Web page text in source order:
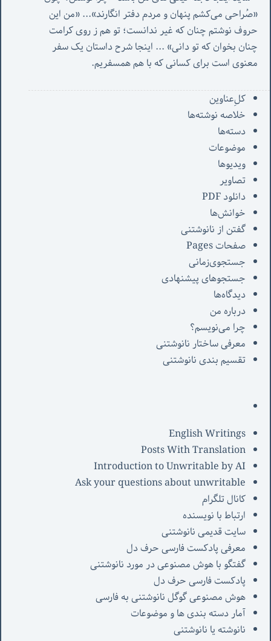
«صُراحی می‌کشم پنهان‌ و مردم‌ دفتر انگارند»... «
چنان بخوان که تو دانی» ...
معنوی است برای کسانی که با هم همسفریم.
کل‌ِعناوین
خلاصه نوشته‌ها
دسته‌ها
موضوعات
ویدیوها
تصاویر
دانلود PDF
خوانش‌ها
گفتن از نانوشتنی
صفحات Pages
جستجوی‌زمانی
جستجوهای پیشنهادی
دیدگاه‌ها
درباره من
چرا می‌نویسم؟
معرفی‌ ساختار نانوشتنی
تقسیم بندی نانوشتنی
English Writings
Posts With Translation
Introduction to Unwritable by AI
Ask your questions about unwritable
کانال تلگرام
ارتباط با نویسنده
سایت قدیمی نانوشتنی
معرفی پادکست فارسی حرف دل
گفتگو با هوش مصنوعی در مورد نانوشتنی
پادکست فارسی حرف دل
هوش مصنوعی گوگل نانوشتنی به فارسی
آمار دسته بندی ها و موضوعات
نانوشته یا نانوشتنی